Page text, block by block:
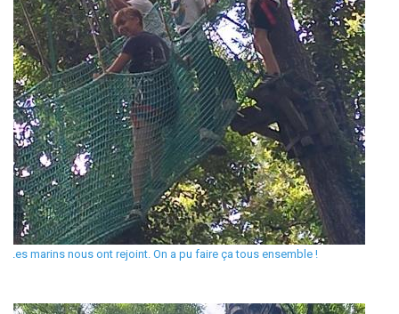
Les marins nous ont rejoint. On a pu faire ça tous ensemble !